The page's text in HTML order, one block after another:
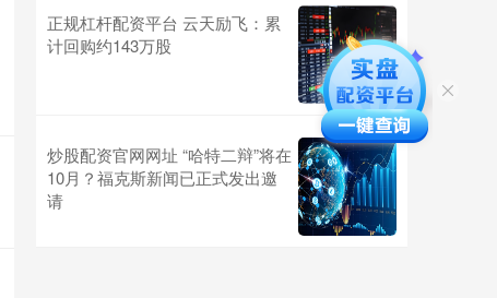
正规杠杆配资平台 云天励飞：累
计回购约143万股
炒股配资官网网址 “哈特二辩”将在
10月？福克斯新闻已正式发出邀
请